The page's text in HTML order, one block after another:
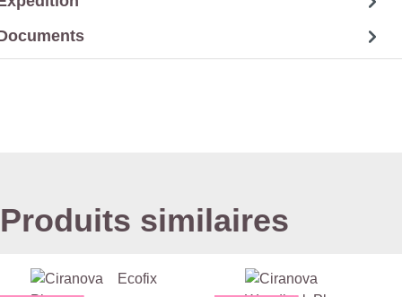
Produits similaires